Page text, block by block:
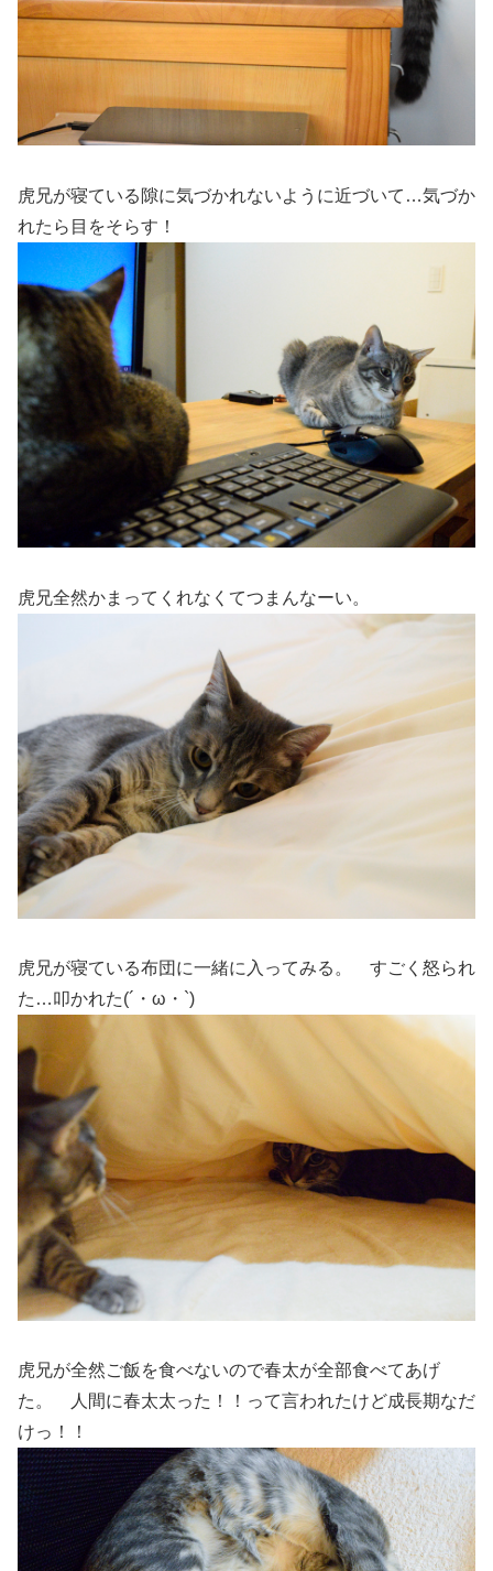
虎兄が寝ている隙に気づかれないように近づいて…気づか
れたら目をそらす！
虎兄全然かまってくれなくてつまんなーい。
虎兄が寝ている布団に一緒に入ってみる。 すごく怒られ
た…叩かれた(´・ω・`)
虎兄が全然ご飯を食べないので春太が全部食べてあげ
た。 人間に春太太った！！って言われたけど成長期なだ
けっ！！